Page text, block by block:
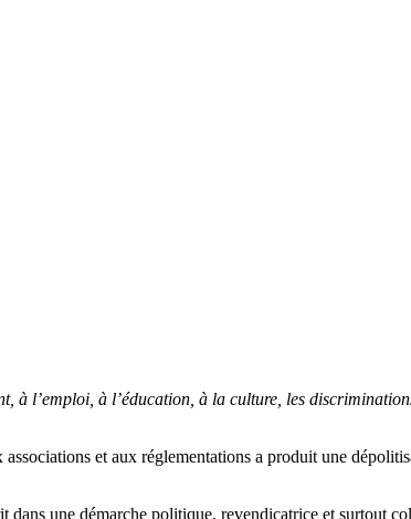
à l’emploi, à l’éducation, à la culture, les
et aux réglementations a produit une
une démarche politique, revendicatrice et surtout